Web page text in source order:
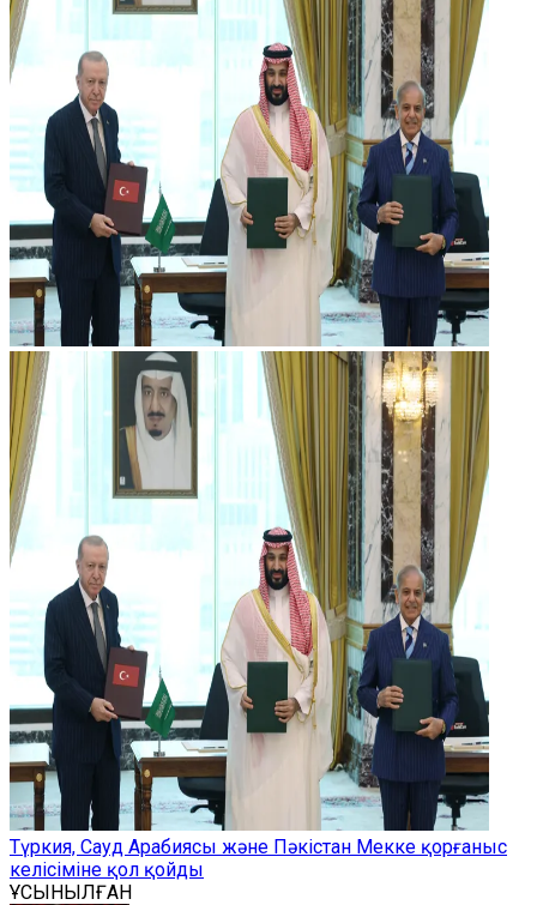
Түркия, Сауд Арабиясы және Пәкістан Мекке қорғаныс
келісіміне қол қойды
ҰСЫНЫЛҒАН